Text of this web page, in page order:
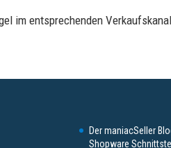
im entsprechenden
Der maniacSeller
Shopware